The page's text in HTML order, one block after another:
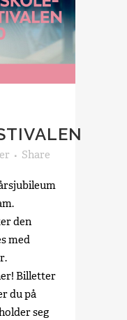
Share
den
med
Billetter
du på
seg